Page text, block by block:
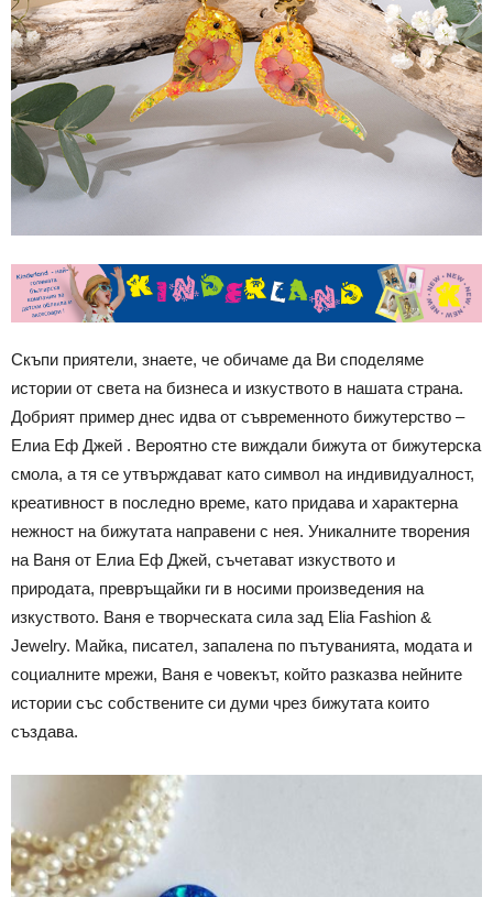
Скъпи приятели, знаете, че обичаме да Ви споделяме
истории от света на бизнеса и изкуството в нашата страна.
Добрият пример днес идва от съвременното бижутерство –
Елиа Еф Джей . Вероятно сте виждали бижута от бижутерска
смола, а тя се утвърждават като символ на индивидуалност,
креативност в последно време, като придава и характерна
нежност на бижутата направени с нея. Уникалните творения
на Ваня от Елиа Еф Джей, съчетават изкуството и
природата, превръщайки ги в носими произведения на
изкуството. Ваня е творческата сила зад Elia Fashion &
Jewelry. Майка, писател, запалена по пътуванията, модата и
социалните мрежи, Ваня е човекът, който разказва нейните
истории със собствените си думи чрез бижутата които
създава.